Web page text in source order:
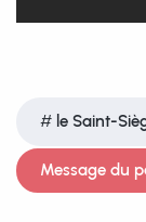
le Saint-
Message du